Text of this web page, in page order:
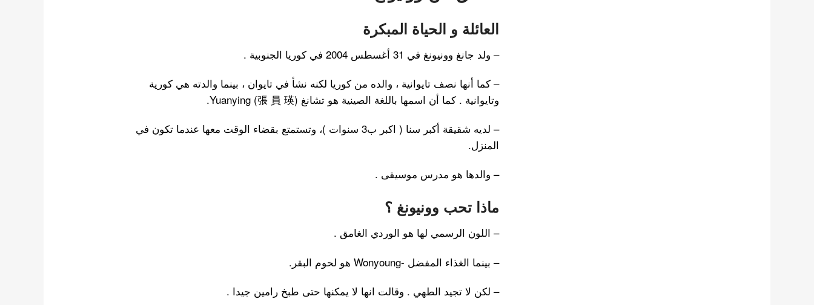
العائلة و الحياة المبكرة
– ولد جانغ وونيونغ في 31 أغسطس 2004 في كوريا الجنوبية .
– كما أنها نصف تايوانية ، والده من كوريا لكنه نشأ في تايوان ، بينما والدته هي كورية
وتايوانية . كما أن اسمها باللغة الصينية هو تشانغ Yuanying (張 員 瑛).
– لديه شقيقة أكبر سنا ( اكبر ب3 سنوات )، وتستمتع بقضاء الوقت معها عندما تكون في
المنزل.
– والدها هو مدرس موسيقى .
ماذا تحب وونيونغ ؟
– اللون الرسمي لها هو الوردي الغامق .
– بينما الغذاء المفضل -Wonyoung هو لحوم البقر.
– لكن لا تجيد الطهي . وقالت انها لا يمكنها حتى طبخ رامين جيدا .